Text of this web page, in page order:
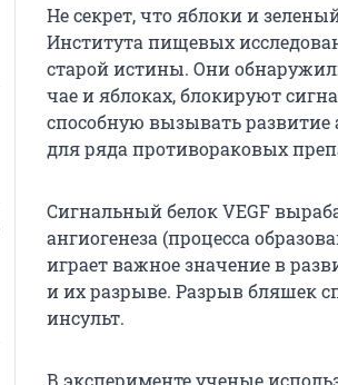
Не секрет, что яблоки и
Института пищевых
старой истины. Они
чае и яблоках, блокируют
способную вызывать развитие
для ряда противораковых
Сигнальный белок VEGF
ангиогенеза (процесса
играет важное значение в
и их разрыве. Разрыв бляшек
инсульт.
В эксперименте ученые